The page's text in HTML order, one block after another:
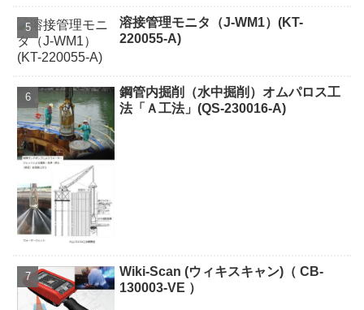
溶接管理モニタ（J-WM1）(KT-
220055-A)
鋼管内掘削（水中掘削）オムパロス工
法「Ａ工法」(QS-230016-A)
Wiki-Scan (ウィキスキャン)（ CB-
130003-VE ）